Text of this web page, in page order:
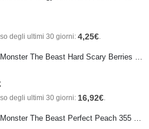
degli ultimi 30 giorni: 4,25€.
PRE-ORDER Monster The Beast Hard Scary Berries 355 ml IN ARRIVO ENTRO IL 21 SETTEMBRE
degli ultimi 30 giorni: 16,92€.